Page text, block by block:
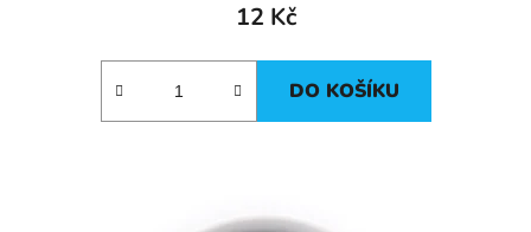
12 Kč
DO KOŠÍKU